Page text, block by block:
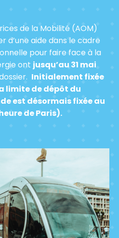
de la Mobilité (AOM)
d’une aide dans le cadre
pour faire face à la
ont jusqu’au 31 mai
Initialement fixée
limite de dépôt du
est désormais fixée au
de Paris).